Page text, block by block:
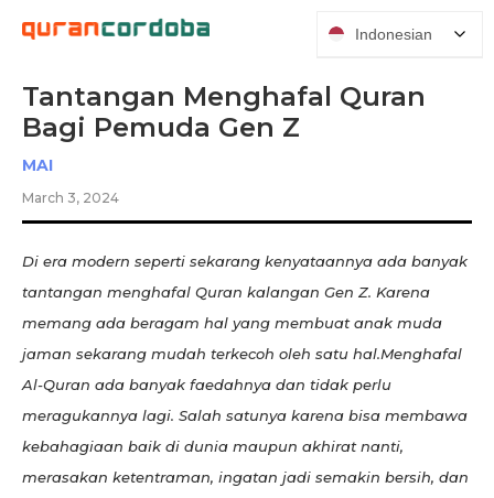
Tantangan Menghafal Quran
Bagi Pemuda Gen Z
MAI
March 3, 2024
Di era modern seperti sekarang kenyataannya ada banyak
tantangan menghafal Quran kalangan Gen Z. Karena
memang ada beragam hal yang membuat anak muda
jaman sekarang mudah terkecoh oleh satu hal.Menghafal
Al-Quran ada banyak faedahnya dan tidak perlu
meragukannya lagi. Salah satunya karena bisa membawa
kebahagiaan baik di dunia maupun akhirat nanti,
merasakan ketentraman, ingatan jadi semakin bersih, dan
Indonesian